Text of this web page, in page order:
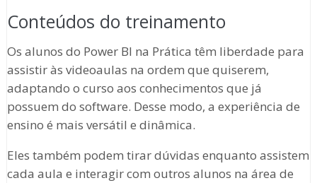
Conteúdos do treinamento
Os alunos do Power BI na Prática têm liberdade para
assistir às videoaulas na ordem que quiserem,
adaptando o curso aos conhecimentos que já
possuem do software. Desse modo, a experiência de
ensino é mais versátil e dinâmica.
Eles também podem tirar dúvidas enquanto assistem
cada aula e interagir com outros alunos na área de